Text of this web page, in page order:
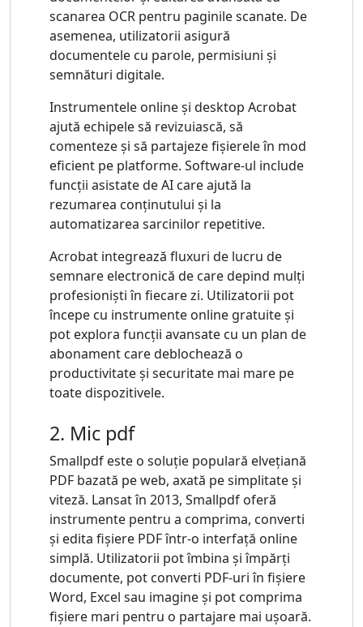
scanarea OCR pentru paginile scanate. De
asemenea, utilizatorii asigură
documentele cu parole, permisiuni și
semnături digitale.
Instrumentele online și desktop Acrobat
ajută echipele să revizuiască, să
comenteze și să partajeze fișierele în mod
eficient pe platforme. Software-ul include
funcții asistate de AI care ajută la
rezumarea conținutului și la
automatizarea sarcinilor repetitive.
Acrobat integrează fluxuri de lucru de
semnare electronică de care depind mulți
profesioniști în fiecare zi. Utilizatorii pot
începe cu instrumente online gratuite și
pot explora funcții avansate cu un plan de
abonament care deblochează o
productivitate și securitate mai mare pe
toate dispozitivele.
2. Mic pdf
Smallpdf este o soluție populară elvețiană
PDF bazată pe web, axată pe simplitate și
viteză. Lansat în 2013, Smallpdf oferă
instrumente pentru a comprima, converti
și edita fișiere PDF într-o interfață online
simplă. Utilizatorii pot îmbina și împărți
documente, pot converti PDF-uri în fișiere
Word, Excel sau imagine și pot comprima
fișiere mari pentru o partajare mai ușoară.